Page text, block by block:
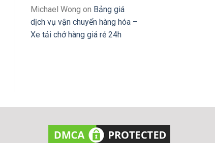
Michael Wong on Bảng giá
dịch vụ vận chuyển hàng hóa –
Xe tải chở hàng giá rẻ 24h